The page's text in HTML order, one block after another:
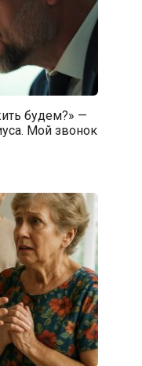
будем?» —
Мой звонок